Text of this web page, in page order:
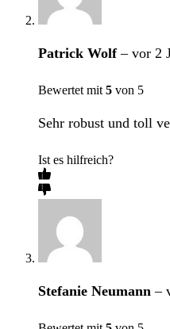
Patrick Wolf– vor 2
Bewertet mit 5 von 5
Sehr robust und toll
Ist es hilfreich?
Stefanie Neumann–